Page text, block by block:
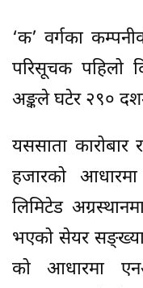
‘क’ वर्गका
परिसूचक पहिलो
अङ्कले घटेर २९०
यससाता
हजारको
लिमिटेड
भएको सेयर
को आधारमा